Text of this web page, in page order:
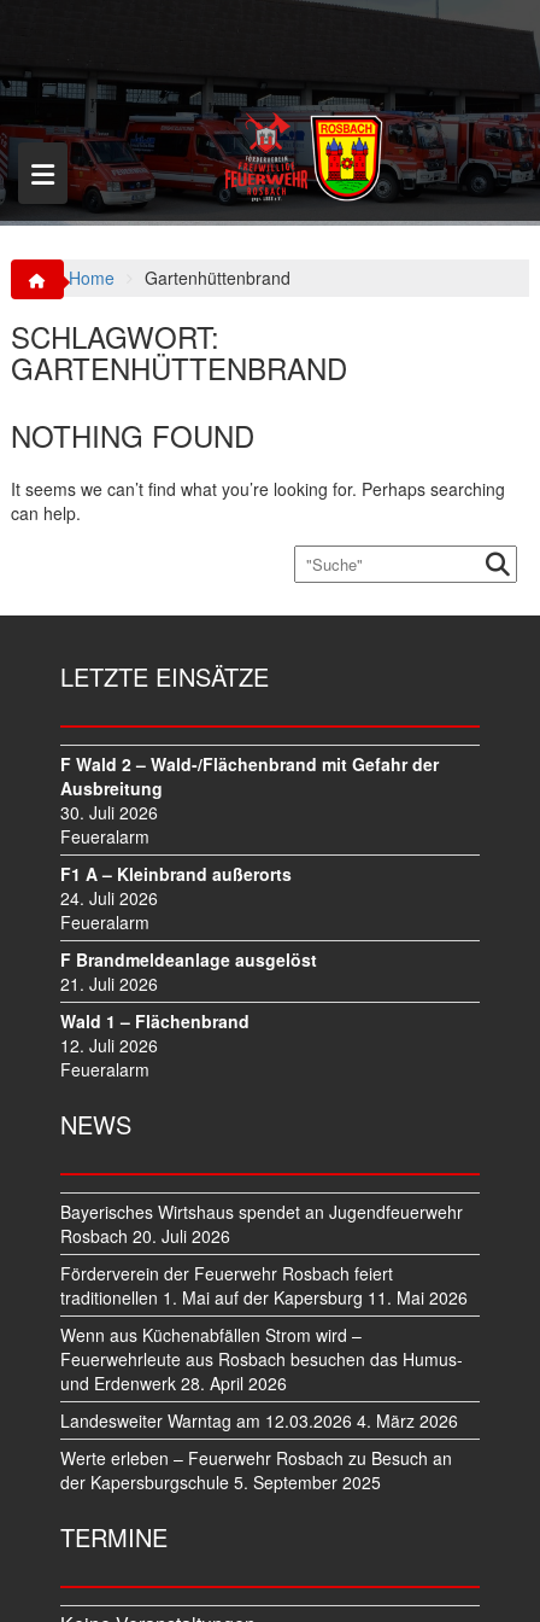
p
o
c
o
n
t
Home Gartenhüttenbrand
SCHLAGWORT:
GARTENHÜTTENBRAND
NOTHING FOUND
It seems we can’t find what you’re looking for. Perhaps searching
can help.
LETZTE EINSÄTZE
F Wald 2 – Wald-/Flächenbrand mit Gefahr der
Ausbreitung
30. Juli 2026
Feueralarm
F1 A – Kleinbrand außerorts
24. Juli 2026
Feueralarm
F Brandmeldeanlage ausgelöst
21. Juli 2026
Wald 1 – Flächenbrand
12. Juli 2026
Feueralarm
NEWS
Bayerisches Wirtshaus spendet an Jugendfeuerwehr
Rosbach 20. Juli 2026
Förderverein der Feuerwehr Rosbach feiert
traditionellen 1. Mai auf der Kapersburg 11. Mai 2026
Wenn aus Küchenabfällen Strom wird –
Feuerwehrleute aus Rosbach besuchen das Humus-
und Erdenwerk 28. April 2026
Landesweiter Warntag am 12.03.2026 4. März 2026
Werte erleben – Feuerwehr Rosbach zu Besuch an
der Kapersburgschule 5. September 2025
TERMINE